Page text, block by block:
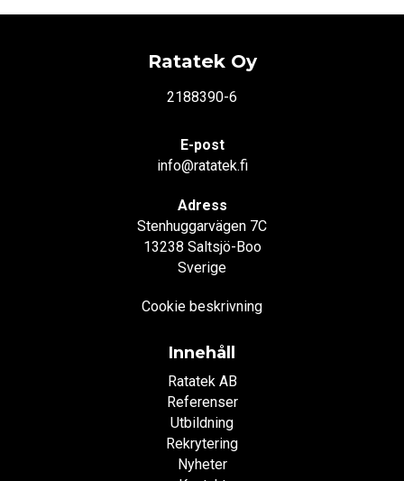
Ratatek Oy
2188390-6
E-post
info@ratatek.fi
Adress
Stenhuggarvägen 7C
13238 Saltsjö-Boo
Sverige
Cookie beskrivning
Innehåll
Ratatek AB
Referenser
Utbildning
Rekrytering
Nyheter